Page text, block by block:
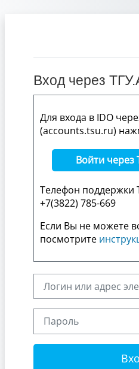
Вход через
Для входа в IDO
(accounts.tsu.ru)
Войти через
Телефон поддержки
+7(3822) 785-669
Если Вы не можете
посмотрите